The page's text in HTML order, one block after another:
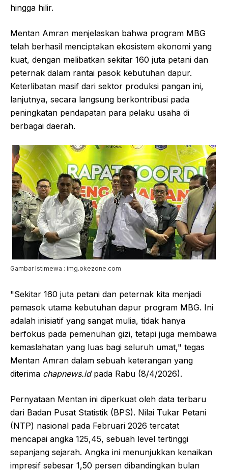
hingga hilir.
Mentan Amran menjelaskan bahwa program MBG
telah berhasil menciptakan ekosistem ekonomi yang
kuat, dengan melibatkan sekitar 160 juta petani dan
peternak dalam rantai pasok kebutuhan dapur.
Keterlibatan masif dari sektor produksi pangan ini,
lanjutnya, secara langsung berkontribusi pada
peningkatan pendapatan para pelaku usaha di
berbagai daerah.
Gambar Istimewa : img.okezone.com
"Sekitar 160 juta petani dan peternak kita menjadi
pemasok utama kebutuhan dapur program MBG. Ini
adalah inisiatif yang sangat mulia, tidak hanya
berfokus pada pemenuhan gizi, tetapi juga membawa
kemaslahatan yang luas bagi seluruh umat," tegas
Mentan Amran dalam sebuah keterangan yang
diterima chapnews.idpada Rabu (8/4/2026).
Pernyataan Mentan ini diperkuat oleh data terbaru
dari Badan Pusat Statistik (BPS). Nilai Tukar Petani
(NTP) nasional pada Februari 2026 tercatat
mencapai angka 125,45, sebuah level tertinggi
sepanjang sejarah. Angka ini menunjukkan kenaikan
impresif sebesar 1,50 persen dibandingkan bulan